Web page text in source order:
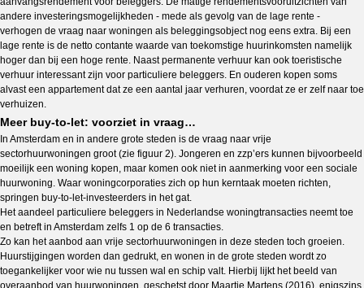
andere investeringsmogelijkheden - mede als gevolg van de lage rente -
verhogen de vraag naar woningen als beleggingsobject nog eens extra. Bij een
lage rente is de netto contante waarde van toekomstige huurinkomsten namelijk
hoger dan bij een hoge rente. Naast permanente verhuur kan ook toeristische
verhuur interessant zijn voor particuliere beleggers. En ouderen kopen soms
alvast een appartement dat ze een aantal jaar verhuren, voordat ze er zelf naar toe
verhuizen.
Meer buy-to-let: voorziet in vraag…
In Amsterdam en in andere grote steden is de vraag naar vrije
sectorhuurwoningen groot (zie figuur 2). Jongeren en zzp’ers kunnen bijvoorbeeld
moeilijk een woning kopen, maar komen ook niet in aanmerking voor een sociale
huurwoning. Waar woningcorporaties zich op hun kerntaak moeten richten,
springen buy-to-let-investeerders in het gat.
Het aandeel particuliere beleggers in Nederlandse woningtransacties neemt toe
en betreft in Amsterdam zelfs 1 op de 6 transacties.
Zo kan het aanbod aan vrije sectorhuurwoningen in deze steden toch groeien.
Huurstijgingen worden dan gedrukt, en wonen in de grote steden wordt zo
toegankelijker voor wie nu tussen wal en schip valt. Hierbij lijkt het beeld van
overaanbod van huurwoningen, geschetst door Maartje Martens (2016), enigszins